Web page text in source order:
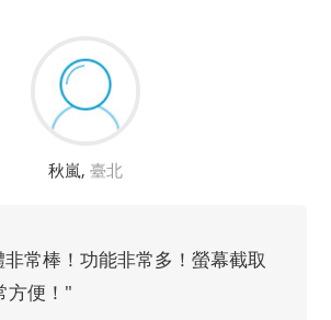
秋嵐, 臺北
常棒！功能非常多！螢幕截取
便！